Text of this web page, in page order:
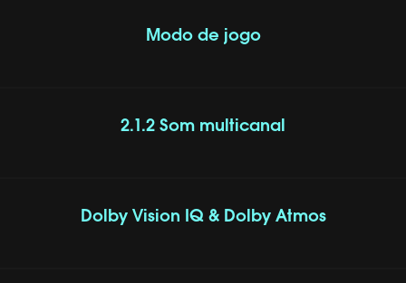
Modo de jogo
2.1.2 Som multicanal
Dolby Vision IQ & Dolby Atmos